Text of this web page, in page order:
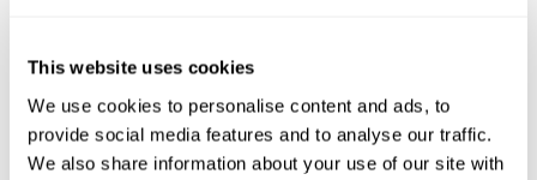
This website uses cookies
We use cookies to personalise content and ads, to
provide social media features and to analyse our traffic.
We also share information about your use of our site with
الموسيقية" مهاراتي المعرفية؟
باللعب باستمرار والتدريب بألعاب مثل الأزواج الموسيقية لكوجنيقيت
ننشّط نمط تنشيط عصبي يساعد في تنظيم الدوائر العصبية واستعادة
الوظائف المعرفية الضعيفة.